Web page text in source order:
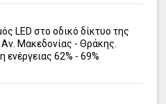
LED στο οδικό δίκτυο της
Μακεδονίας - Θράκης.
ενέργειας 62% - 69%